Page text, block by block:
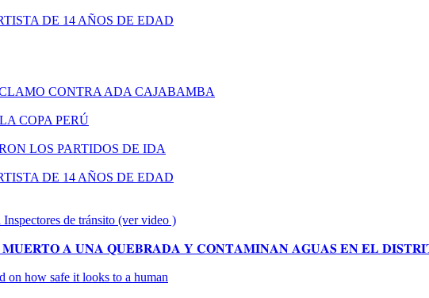
DE 14 AÑOS DE EDAD
CONTRA ADA CAJABAMBA
COPA PERÚ
LOS PARTIDOS DE IDA
DE 14 AÑOS DE EDAD
de tránsito (ver video )
𝐀 𝐔𝐍𝐀 𝐐𝐔𝐄𝐁𝐑𝐀𝐃𝐀 𝐘 𝐂𝐎𝐍𝐓𝐀𝐌𝐈𝐍𝐀𝐍 𝐀𝐆𝐔𝐀𝐒 𝐄𝐍 𝐄𝐋
on how safe it looks to a human